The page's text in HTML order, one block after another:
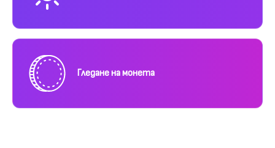
Гледане на монета